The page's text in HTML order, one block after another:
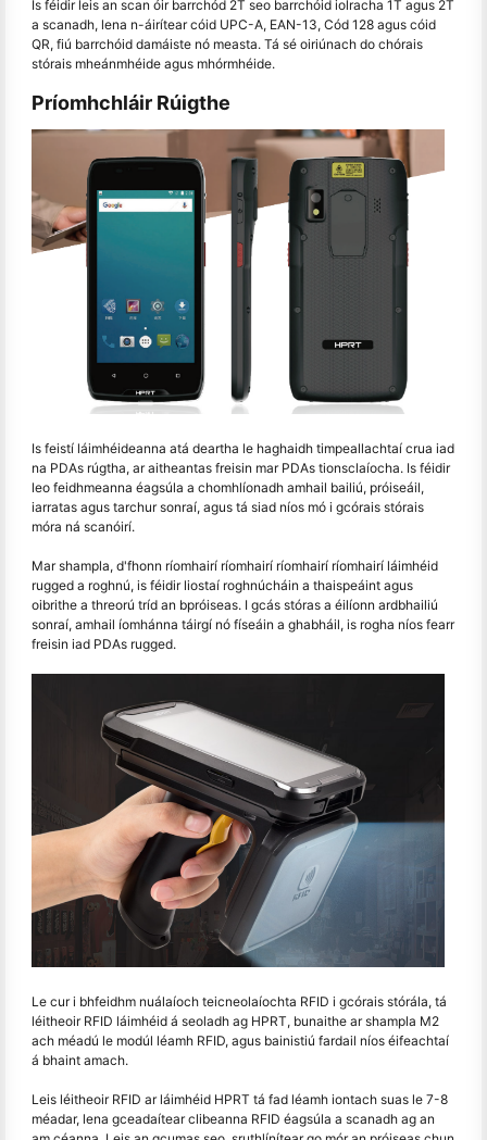
Is féidir leis an scan óir barrchód 2T seo barrchóid iolracha 1T agus 2T
a scanadh, lena n-áirítear cóid UPC-A, EAN-13, Cód 128 agus cóid
QR, fiú barrchóid damáiste nó measta. Tá sé oiriúnach do chórais
stórais mheánmhéide agus mhórmhéide.
Príomhchláir Rúigthe
Is feistí láimhéideanna atá deartha le haghaidh timpeallachtaí crua iad
na PDAs rúgtha, ar aitheantas freisin mar PDAs tionsclaíocha. Is féidir
leo feidhmeanna éagsúla a chomhlíonadh amhail bailiú, próiseáil,
iarratas agus tarchur sonraí, agus tá siad níos mó i gcórais stórais
móra ná scanóirí.
Mar shampla, d'fhonn ríomhairí ríomhairí ríomhairí ríomhairí láimhéid
rugged a roghnú, is féidir liostaí roghnúcháin a thaispeáint agus
oibrithe a threorú tríd an bpróiseas. I gcás stóras a éilíonn ardbhailiú
sonraí, amhail íomhánna táirgí nó físeáin a ghabháil, is rogha níos fearr
freisin iad PDAs rugged.
Le cur i bhfeidhm nuálaíoch teicneolaíochta RFID i gcórais stórála, tá
léitheoir RFID láimhéid á seoladh ag HPRT, bunaithe ar shampla M2
ach méadú le modúl léamh RFID, agus bainistiú fardail níos éifeachtaí
á bhaint amach.
Leis léitheoir RFID ar láimhéid HPRT tá fad léamh iontach suas le 7-8
méadar, lena gceadaítear clibeanna RFID éagsúla a scanadh ag an